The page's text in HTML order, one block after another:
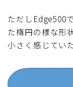
ただしEdge500
た楕円の様な形
小さく感じてい